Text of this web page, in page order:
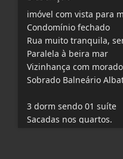
Portão de elevação
Home box
Aceita financiamento
Negociação
Medidas
Frente do Terreno
imóvel com vista para
Condomínio fechado
Rua muito tranquila,
Paralela à beira mar
Vizinhança com
Sobrado Balneário
3 dorm sendo 01 suíte
Sacadas nos quartos.